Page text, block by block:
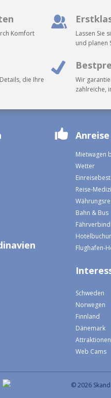
Komfort
Lassen Sie
und planen
die Ihre
Wir
zahlreiche,
Mietwagen
Wetter
Reise-
Bahn & Bus
Flughafen-
Schweden
Norwegen
Finnland
Dänemark
Attraktionen
Web Cams
© 2026